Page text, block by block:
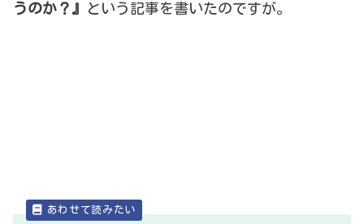
うのか？』
という記事を書いたのですが。